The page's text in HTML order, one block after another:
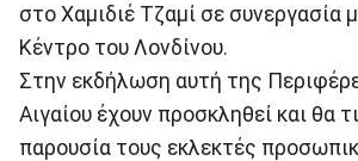
στο Χαμιδιέ Τζαμί σε συνεργασία
Κέντρο του Λονδίνου.
Στην εκδήλωση αυτή της
Αιγαίου έχουν προσκληθεί και θα
παρουσία τους εκλεκτές